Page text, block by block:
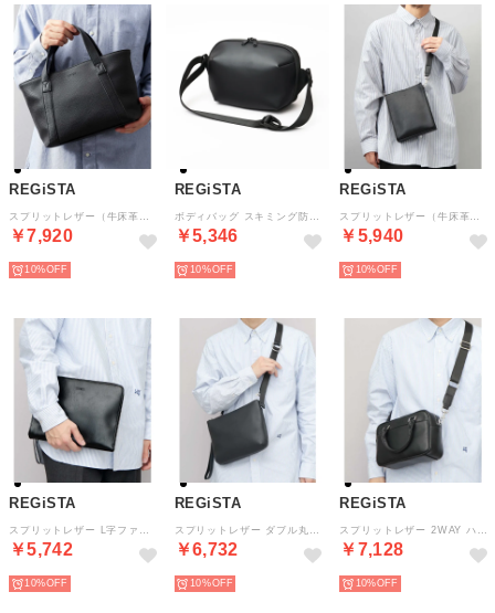
REGiSTA
￥7,920
10%
REGiSTA
￥5,346
10%
REGiSTA
￥5,940
10%
REGiSTA
￥5,742
10%
REGiSTA
￥6,732
10%
REGiSTA
￥7,128
10%